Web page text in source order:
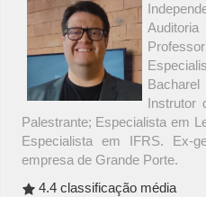
Instrutor
Palestrante; Especialista em
Especialista em IFRS. Ex-
empresa de Grande Porte.
4.4 classificação média